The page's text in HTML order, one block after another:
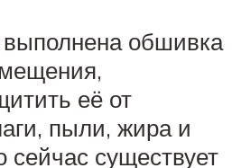
выполнена обшивка
её от
пыли, жира и
сейчас существует